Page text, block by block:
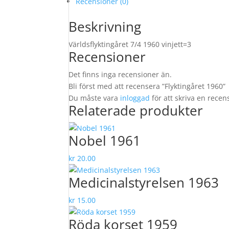
Beskrivning
Världsflyktingåret 7/4 1960 vinjett=3
Recensioner
Det finns inga recensioner än.
Bli först med att recensera ”Flyktingåret 1960”
Du måste vara inloggad för att skriva en
Relaterade produkter
Nobel 1961
kr 20.00
Medicinalstyrelsen 1963
kr 15.00
Röda korset 1959